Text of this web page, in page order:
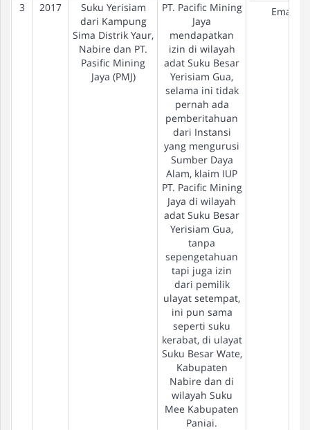
3 2017
Suku Yerisiam
dari Kampung
Sima Distrik Yaur,
Nabire dan PT.
Pasific Mining
Jaya (PMJ)
PT. Pacific Mining
Jaya
mendapatkan
izin di wilayah
adat Suku Besar
Yerisiam Gua,
selama ini tidak
pernah ada
pemberitahuan
dari Instansi
yang mengurusi
Sumber Daya
Alam, klaim IUP
PT. Pacific Mining
Jaya di wilayah
adat Suku Besar
Yerisiam Gua,
tanpa
sepengetahuan
tapi juga izin
dari pemilik
ulayat setempat,
ini pun sama
seperti suku
kerabat, di ulayat
Suku Besar Wate,
Kabupaten
Nabire dan di
wilayah Suku
Mee Kabupaten
Paniai.
Emas